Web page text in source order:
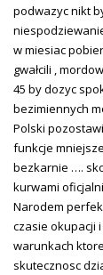
podwazyc nikt
w miesiac
gwałcili ,
45 by dozyc
bezimiennych
Polski
funkcje
bezkarnie ….
kurwami
Narodem
czasie okupacji i
warunkach
skutecznosc